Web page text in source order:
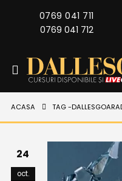
0769 041 711
0769 041 712
ACASA TAG -
24
oct.